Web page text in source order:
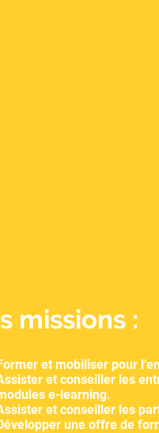
missions :
et mobiliser pour
et conseiller les
e-learning.
et conseiller les
une offre de